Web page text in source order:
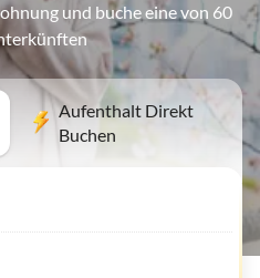
und buche eine von 60
Aufenthalt Direkt
Buchen